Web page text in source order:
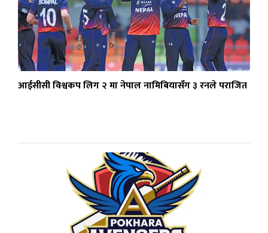
आईसीसी विश्वकप लिग २ मा नेपाल नामिबियासँग ३ रनले पराजित